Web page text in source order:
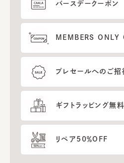
バースデークーポン
MEMBERS ONLY
プレセールへのご招
ギフトラッピング無料
リペア50％OFF